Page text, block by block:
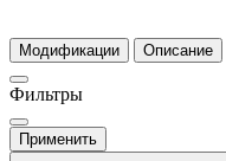
Модификации Описание
Фильтры
Применить